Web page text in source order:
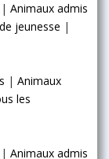
| Animaux admis
jeunesse |
| Animaux
les
| Animaux admis